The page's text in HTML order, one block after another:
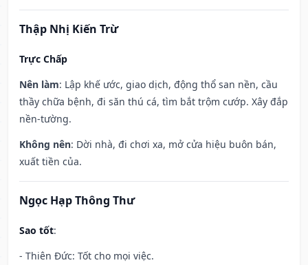
Thập Nhị Kiến Trừ
Trực Chấp
Nên làm: Lập khế ước, giao dịch, động thổ san nền, cầu
thầy chữa bệnh, đi săn thú cá, tìm bắt trộm cướp. Xây đắp
nền-tường.
Không nên: Dời nhà, đi chơi xa, mở cửa hiệu buôn bán,
xuất tiền của.
Ngọc Hạp Thông Thư
Sao tốt:
- Thiên Đức: Tốt cho mọi việc.